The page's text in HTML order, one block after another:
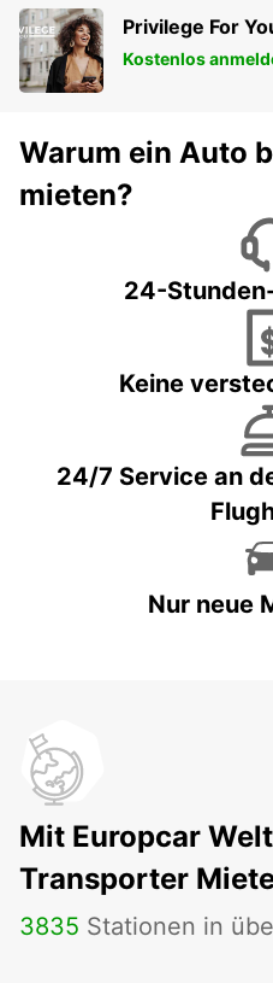
Privilege For
Kostenlos
Warum ein Auto
mieten?
24-
Keine
24/7 Service an
Nur neue
Mit Europcar
Transporter
3835 Stationen in